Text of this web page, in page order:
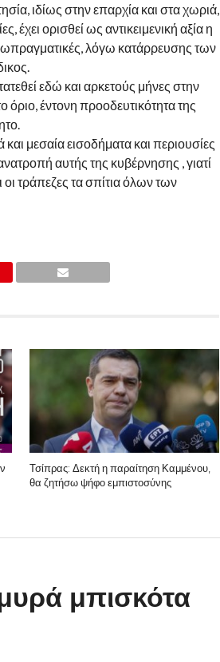
ιδίως στην επαρχία και στα χωριά,
έχει ορισθεί ως αντικειμενική αξία η
λόγω κατάρρευσης των
εδώ και αρκετούς μήνες στην
έντονη προοδευτικότητα της
μεσαία εισοδήματα και περιουσίες
αυτής της κυβέρνησης , γιατί
οι τράπεζες τα σπίτια όλων των
Τσίπρας: Δεκτή η παραίτηση Καμμένου,
θα ζητήσω ψήφο εμπιστοσύνης
μπισκότα